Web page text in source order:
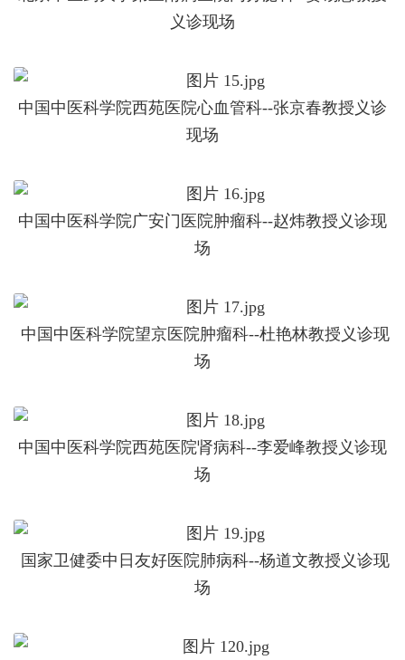
义诊现场
中国中医科学院西苑医院心血管科--张京春教授义诊
现场
中国中医科学院广安门医院肿瘤科--赵炜教授义诊现
场
中国中医科学院望京医院肿瘤科--杜艳林教授义诊现
场
中国中医科学院西苑医院肾病科--李爱峰教授义诊现
场
国家卫健委中日友好医院肺病科--杨道文教授义诊现
场